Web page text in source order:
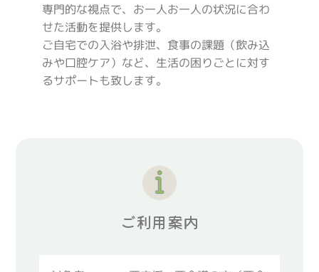
専門的な視点で、お一人お一人の状況に合わ
せた活動を提供します。
ご自宅での入浴や排泄、食事の課題（飲み込
みや口腔ケア）など、生活の困りごとに対す
るサポートも致します。
ご利用案内